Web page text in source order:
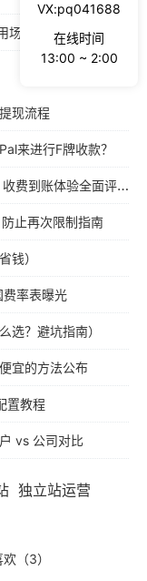
场景推荐
现流程
来进行F牌收款？
Flywire与PayPal哪家更适合跨境收款？收费到账体验全面评测
止再次限制指南
钱）
率表曝光
选？避坑指南）
宜的方法公布
置教程
vs 公司对比
独立站运营
欢（3）
VX:pq041688
在线时间
13:00 ~ 2:00